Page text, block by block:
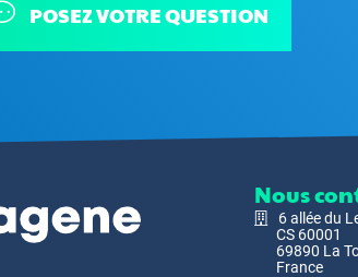
POSEZ VOTRE QUESTION
Nous
6 allée du
CS 60001
69890 La
France